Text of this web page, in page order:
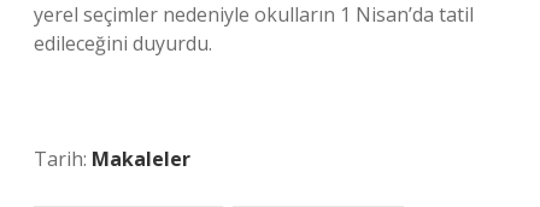
yerel seçimler nedeniyle okulların 1 Nisan’da tatil
edileceğini duyurdu.
Tarih: Makaleler